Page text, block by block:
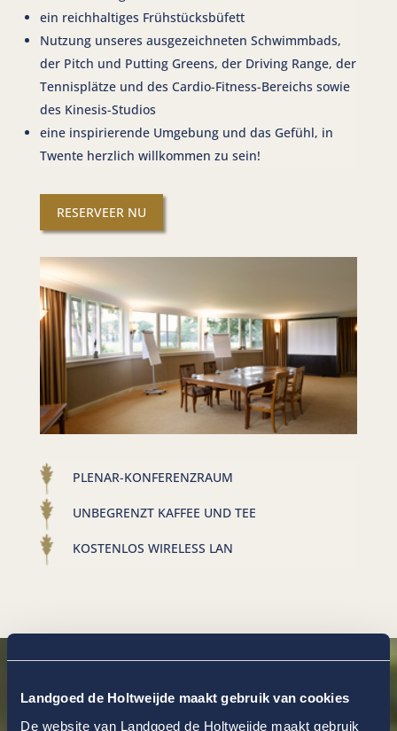
Landgoed de Holtweijde maakt gebruik van cookies
De website van Landgoed de Holtweijde maakt gebruik
ein reichhaltiges Frühstücksbüfett
Nutzung unseres ausgezeichneten Schwimmbads,
der Pitch und Putting Greens, der Driving Range, der
Tennisplätze und des Cardio-Fitness-Bereichs sowie
des Kinesis-Studios
eine inspirierende Umgebung und das Gefühl, in
Twente herzlich willkommen zu sein!
RESERVEER NU
PLENAR-KONFERENZRAUM
UNBEGRENZT KAFFEE UND TEE
KOSTENLOS WIRELESS LAN